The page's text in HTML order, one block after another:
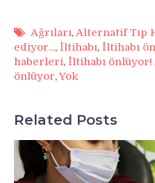
Ağrıları,Alternatif Tıp
ediyor..., İltihabı, İltihabı
haberleri, İltihabı önlüyor!
önlüyor,Yok
Related Posts